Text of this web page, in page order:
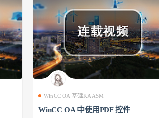
WinCC OA 基础KAASM
WinCC OA 中使用PDF 控件